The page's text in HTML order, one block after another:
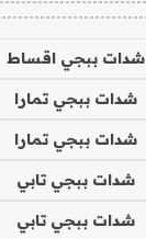
شدات ببجي اقساط
شدات ببجي تمارا
شدات ببجي تمارا
شدات ببجي تابي
شدات ببجي تابي